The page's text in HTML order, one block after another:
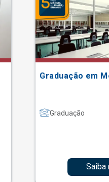
Graduação em
Graduação
Saiba